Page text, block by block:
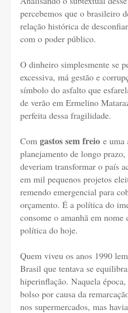
percebemos que o brasileiro
relação histórica de
com o poder público.
O dinheiro simplesmente se
excessiva, má gestão e
símbolo do asfalto que
de verão em Ermelino
perfeita dessa fragilidade.
Com gastos sem freio e uma
planejamento de longo prazo,
deveriam transformar o país
em mil pequenos projetos
remendo emergencial para
orçamento. É a política do
consome o amanhã em nome
política do hoje.
Quem viveu os anos 1990
Brasil que tentava se
hiperinflação. Naquela
bolso por causa da
nos supermercados, mas